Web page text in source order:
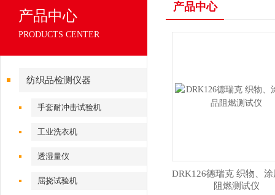
产品中心
PRODUCTS CENTER
纺织品检测仪器
手套耐冲击试验机
工业洗衣机
透湿量仪
屈挠试验机
产品中心
DRK126德瑞克 织物、
阻燃测试仪